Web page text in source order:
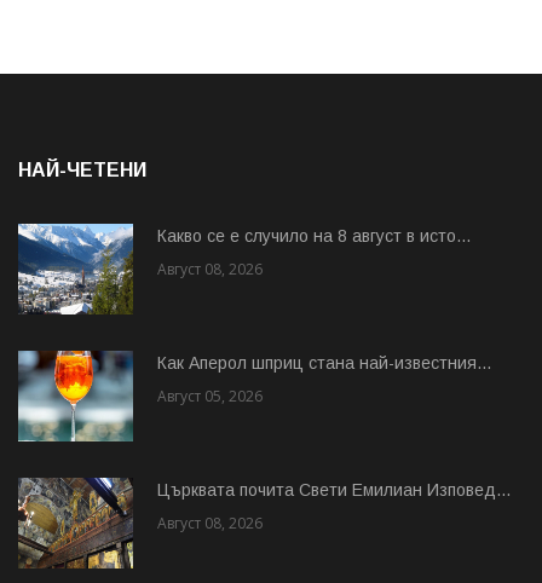
НАЙ-ЧЕТЕНИ
Какво се е случило на 8 август в исто...
Август 08, 2026
Как Аперол шприц стана най-известния...
Август 05, 2026
Църквата почита Свeти Емилиан Изповед...
Август 08, 2026